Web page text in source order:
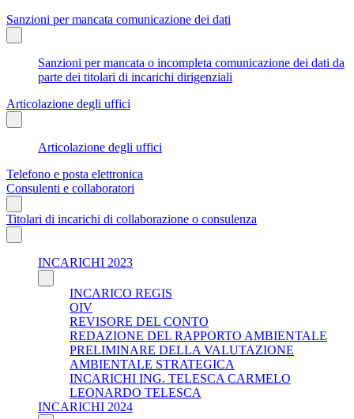
Sanzioni per mancata comunicazione dei dati
Sanzioni per mancata o incompleta comunicazione dei dati da
parte dei titolari di incarichi dirigenziali
Articolazione degli uffici
Articolazione degli uffici
Telefono e posta elettronica
Consulenti e collaboratori
Titolari di incarichi di collaborazione o consulenza
INCARICHI 2023
INCARICO REGIS
OIV
REVISORE DEL CONTO
REDAZIONE DEL RAPPORTO AMBIENTALE
PRELIMINARE DELLA VALUTAZIONE
AMBIENTALE STRATEGICA
INCARICHI ING. TELESCA CARMELO
LEONARDO TELESCA
INCARICHI 2024